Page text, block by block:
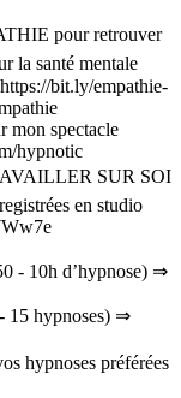
pour retrouver
la santé mentale
bit.ly/empathie-
mon spectacle
hypnotic
SUR SOI
en studio
- 10h d’hypnose) ⇒
15 hypnoses) ⇒
hypnoses préférées